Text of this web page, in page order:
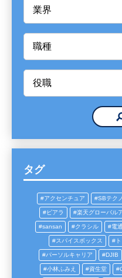
タグ
アクセンチュア SBテク
ピアラ 楽天グローバル
sansan クラシル 電通
スパイスボックス
パーソルキャリア DJIB
小林ふみえ 資生堂